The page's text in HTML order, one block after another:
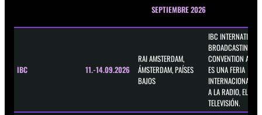
SEPTIEMBRE 2026
IBC 11.-14.09.2026
RAI AMSTERDAM,
ÁMSTERDAM, PAÍSES
BAJOS
IBC INTERNATIONAL
BROADCASTING
CONVENTION
ES UNA FERIA
INTERNACIONAL
A LA RADIO, EL
TELEVISIÓN.